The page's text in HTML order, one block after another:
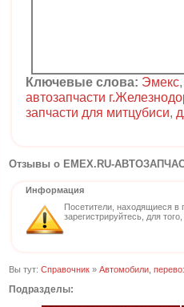
Ключевые слова: Эмекс
автозапчасти
запчасти для митцубиси,
Отзывы о EMEX.RU-
Информация
Посетители, находящиеся в
зарегистрируйтесь, для
Вы тут: Справочник » Автомобили,
Подразделы: